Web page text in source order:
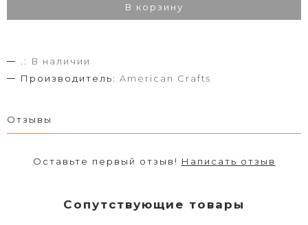
В корзину
.:
В наличии
Производитель: American Crafts
Отзывы
Оставьте первый отзыв! Написать отзыв
Сопутствующие товары